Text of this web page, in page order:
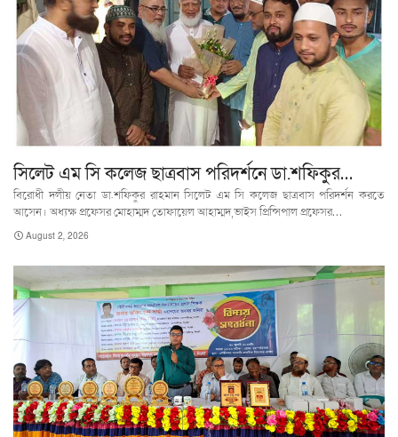
সিলেট এম সি কলেজ ছাত্রবাস পরিদর্শনে ডা.শফিকুর…
বিরোধী দলীয় নেতা ডা.শফিকুর রাহমান সিলেট এম সি কলেজ ছাত্রবাস পরিদর্শন করতে
আসেন। অধ্যক্ষ প্রফেসর মোহাম্মদ তোফায়েল আহাম্মদ,ভাইস প্রিন্সিপাল প্রফেসর…
August 2, 2026